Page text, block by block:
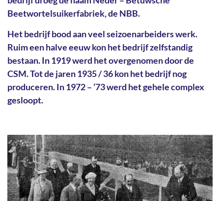
Beetwortelsuikerfabriek, de NBB.
Het bedrijf bood aan veel seizoenarbeiders werk.
Ruim een halve eeuw kon het bedrijf zelfstandig
bestaan. In 1919 werd het overgenomen door de
CSM. Tot de jaren 1935 / 36 kon het bedrijf nog
produceren. In 1972 – ’73 werd het gehele complex
gesloopt.